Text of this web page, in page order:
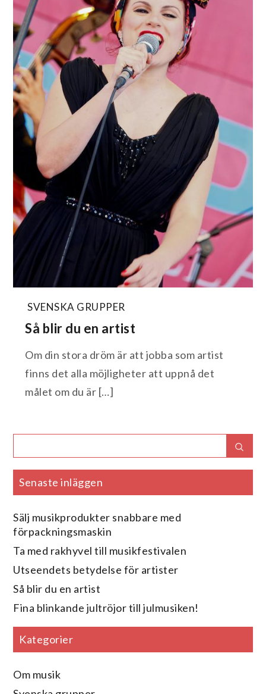
SVENSKA GRUPPER
Så blir du en artist
Om din stora dröm är att jobba som artist
finns det alla möjligheter att uppnå det
målet om du är […]
for:
Senaste inläggen
Sälj musikprodukter snabbare med
förpackningsmaskin
Ta med rakhyvel till musikfestivalen
Utseendets betydelse för artister
Så blir du en artist
Fina blinkande jultröjor till julmusiken!
Kategorier
Om musik